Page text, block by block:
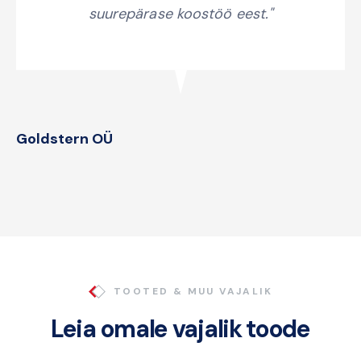
suurepärase koostöö eest."
Goldstern OÜ
TOOTED & MUU VAJALIK
Leia omale vajalik toode